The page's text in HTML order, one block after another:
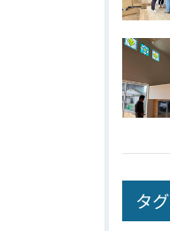
タグ